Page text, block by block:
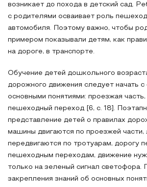
возникает до похода в детский сад.
с родителями осваивает роль
автомобиля. Поэтому важно, чтобы
примером показывали детям, как
на дороге, в транспорте.
Обучение детей дошкольного
дорожного движения следует начать с
основными понятиями: проезжая часть,
пешеходный переход [6, с. 18].
представление детей о правилах
машины двигаются по проезжей
передвигаются по тротуарам, дорогу
пешеходным переходам, движение
только на зеленый сигнал светофора.
закрепления знаний об основных